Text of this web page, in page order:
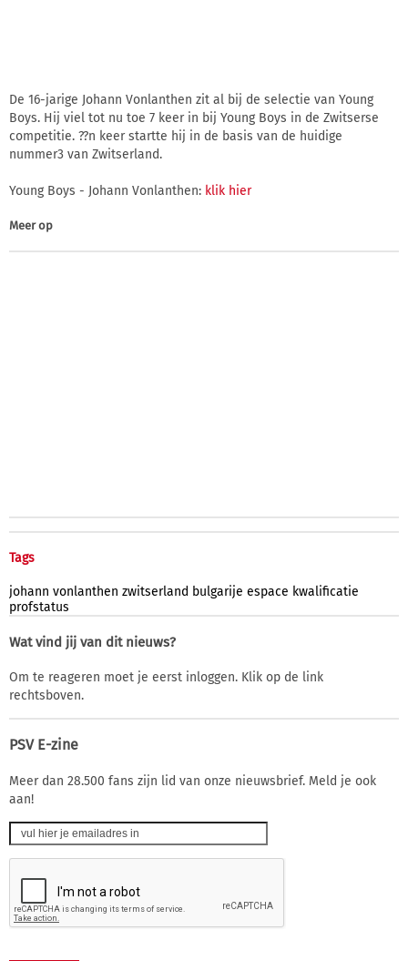
De 16-jarige Johann Vonlanthen zit al bij de selectie van Young
Boys. Hij viel tot nu toe 7 keer in bij Young Boys in de Zwitserse
competitie. ??n keer startte hij in de basis van de huidige
nummer3 van Zwitserland.
Young Boys - Johann Vonlanthen: klik hier
Meer op
Tags
johann vonlanthen zwitserland bulgarije espace kwalificatie
profstatus
Wat vind jij van dit nieuws?
Om te reageren moet je eerst inloggen. Klik op de link
rechtsboven.
PSV E-zine
Meer dan 28.500 fans zijn lid van onze nieuwsbrief. Meld je ook
aan!